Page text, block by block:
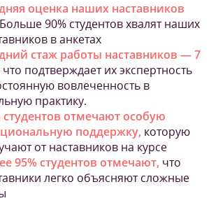
оценка наших наставников
Больше 90% студентов хвалят наших
в анкетах
стаж работы наставников — 7
что подтверждает их экспертность
вовлеченность в
практику.
студентов отмечают особую
поддержку, которую
от наставников на курсе
95% студентов отмечают, что
легко объясняют сложные